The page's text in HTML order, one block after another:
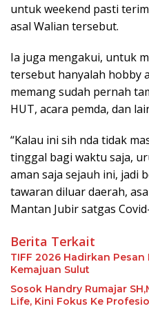
untuk weekend pasti
asal Walian tersebut.
Ia juga mengakui, untuk
tersebut hanyalah hobby
memang sudah pernah
HUT, acara pemda, dan
“Kalau ini sih nda tidak
tinggal bagi waktu saja,
aman saja sejauh ini, jadi
tawaran diluar daerah,
Mantan Jubir satgas
Berita Terkait
TIFF 2026 Hadirkan
Kemajuan Sulut
Sosok Handry Rumajar
Life, Kini Fokus Ke